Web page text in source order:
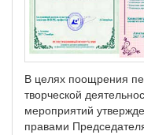
В целях поощрения
творческой
мероприятий
правами